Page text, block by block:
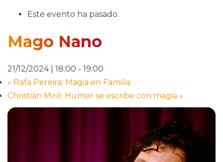
Este evento ha pasado.
Mago Nano
21/12/2024 | 18:00 - 19:00
« Rafa Pereira: Magia en Familia
Christián Miró: Humor se escribe con magia »